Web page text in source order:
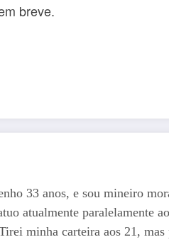
breve.
33 anos, e sou mineiro
atualmente paralelamente
minha carteira aos 21, mas